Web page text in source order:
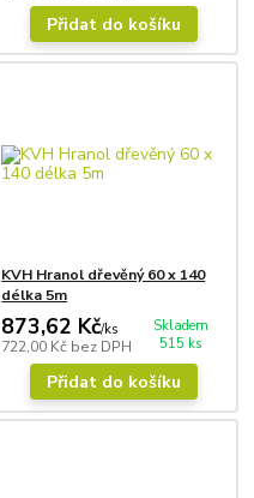
Přidat do košíku
KVH Hranol dřevěný 60 x 140
délka 5m
873,62 Kč/ks
722,00 Kč bez DPH
Skladem
515 ks
Přidat do košíku